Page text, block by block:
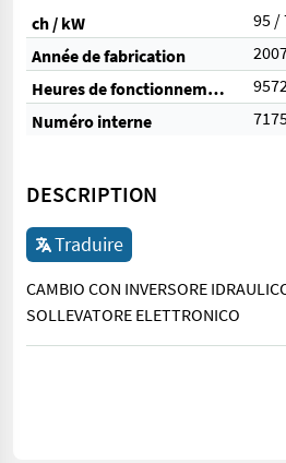
ch / kW
95 /
Année de fabrication
Heures de fonctionnement
Numéro interne
DESCRIPTION
Traduire
CAMBIO CON INVERSORE
SOLLEVATORE ELETTRONICO
CAMBIO CON INVERSORE